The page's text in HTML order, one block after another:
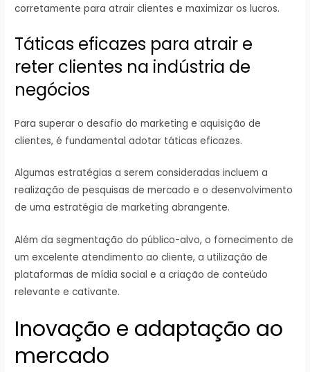
corretamente para atrair clientes e maximizar os lucros.
Táticas eficazes para atrair e
reter clientes na indústria de
negócios
Para superar o desafio do marketing e aquisição de
clientes, é fundamental adotar táticas eficazes.
Algumas estratégias a serem consideradas incluem a
realização de pesquisas de mercado e o desenvolvimento
de uma estratégia de marketing abrangente.
Além da segmentação do público-alvo, o fornecimento de
um excelente atendimento ao cliente, a utilização de
plataformas de mídia social e a criação de conteúdo
relevante e cativante.
Inovação e adaptação ao
mercado